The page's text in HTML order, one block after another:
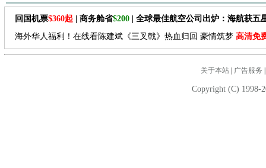
回国机票$360起 | 商务舱省$200 | 全球最佳航空公司出炉：海航获五
海外华人福利！在线看陈建斌《三叉戟》热血归回 豪情筑梦 高清免
关于本站| 广告服务
Copyright (C) 1998-